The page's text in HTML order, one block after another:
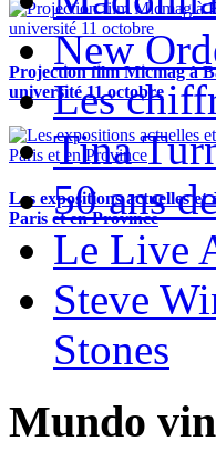
Projection film Micmag à
université 11 octobre
Les expositions actuelles et
Paris et en Province
New
Les
Tina
50 ans
Le Live
Steve
Stones
Mundo